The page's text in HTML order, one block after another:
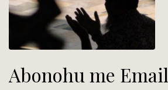
Abonohu me Email